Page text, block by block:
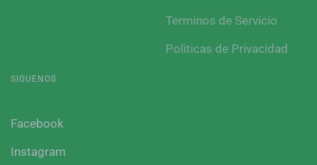
Terminos de Servicio
Politicas de Privacidad
SIGUENOS
Facebook
Instagram